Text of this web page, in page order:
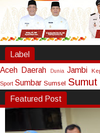
Label
Aceh Daerah Dunia Jambi
Sport Sumbar Sumsel Sumut
Featured Post